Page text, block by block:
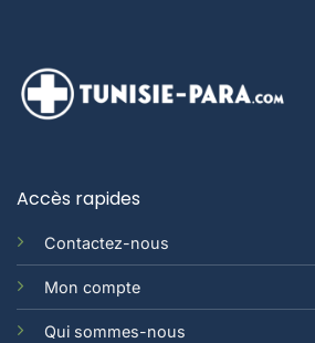
Accès rapides
Contactez-nous
Mon compte
Qui sommes-nous